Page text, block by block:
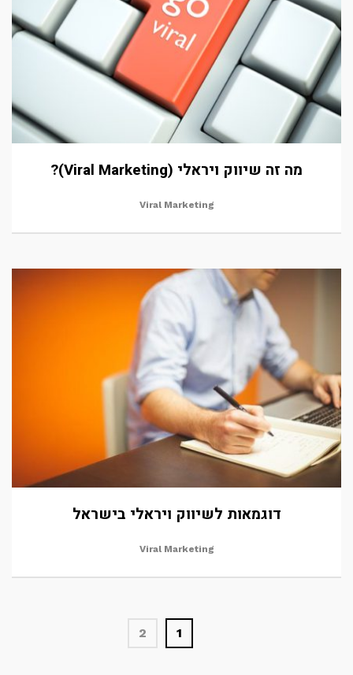
מה זה שיווק ויראלי (Viral Marketing)?
Viral Marketing
דוגמאות לשיווק ויראלי בישראל
Viral Marketing
1
2